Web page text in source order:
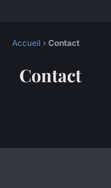
Accueil › Contact
Contact